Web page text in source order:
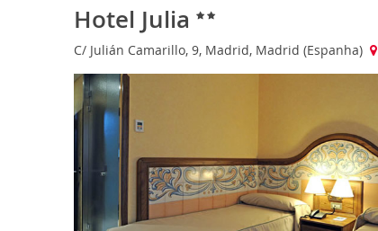
Hotel Julia
C/ Julián Camarillo, 9, Madrid, Madrid (Espanha)